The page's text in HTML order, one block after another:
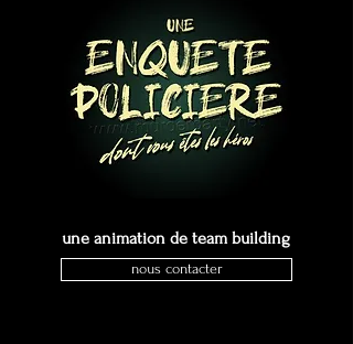
une animation de team building
nous contacter